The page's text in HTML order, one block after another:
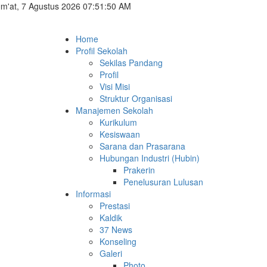
7 Agustus 2026 07:51:50 AM
Home
Profil Sekolah
Sekilas Pandang
Profil
Visi Misi
Struktur Organisasi
Manajemen Sekolah
Kurikulum
Kesiswaan
Sarana dan Prasarana
Hubungan Industri (Hubin)
Prakerin
Penelusuran Lulusan
Informasi
Prestasi
Kaldik
37 News
Konseling
Galeri